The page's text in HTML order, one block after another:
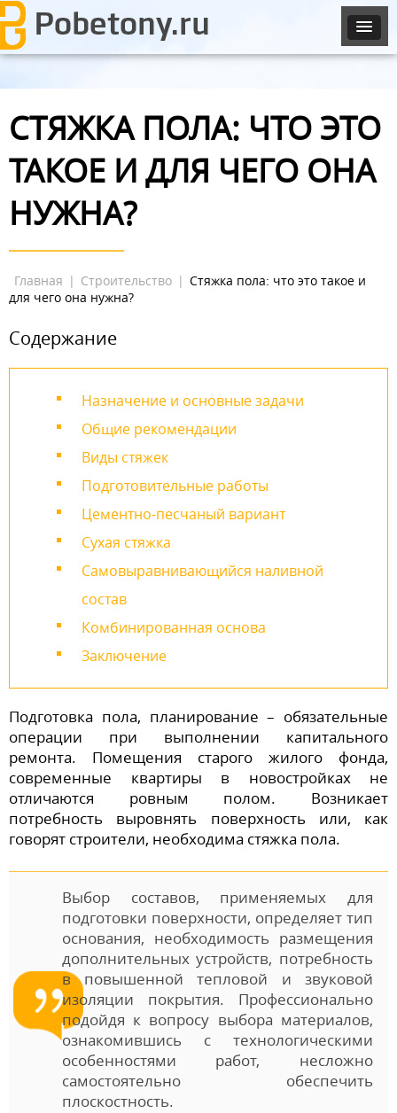
СТЯЖКА ПОЛА: ЧТО ЭТО
ТАКОЕ И ДЛЯ ЧЕГО ОНА
НУЖНА?
Главная | Строительство | Стяжка пола: что это такое и
для чего она нужна?
Содержание
Назначение и основные задачи
Общие рекомендации
Виды стяжек
Подготовительные работы
Цементно-песчаный вариант
Сухая стяжка
Самовыравнивающийся наливной
состав
Комбинированная основа
Заключение
Подготовка пола, планирование – обязательные
операции при выполнении капитального
ремонта. Помещения старого жилого фонда,
современные квартиры в новостройках не
отличаются ровным полом. Возникает
потребность выровнять поверхность или, как
говорят строители, необходима стяжка пола.
Выбор составов, применяемых для
подготовки поверхности, определяет тип
основания, необходимость размещения
дополнительных устройств, потребность
в повышенной тепловой и звуковой
изоляции покрытия. Профессионально
подойдя к вопросу выбора материалов,
ознакомившись с технологическими
особенностями работ, несложно
самостоятельно обеспечить
плоскостность.